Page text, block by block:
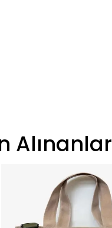
Alınanlar